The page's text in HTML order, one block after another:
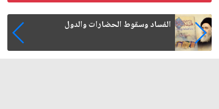
رواتب الموظفين على صفيح ساخن